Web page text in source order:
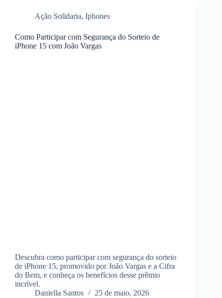
Ação Solidaria, Iphones
Como Participar com Segurança do Sorteio de
iPhone 15 com João Vargas
Descubra como participar com segurança do sorteio
de iPhone 15, promovido por João Vargas e a Cifra
do Bem, e conheça os benefícios desse prêmio
incrível.
Daniella Santos
25 de maio, 2026